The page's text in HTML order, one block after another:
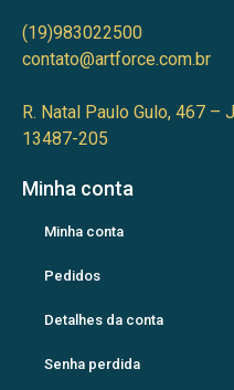
(19)983022500
contato@artforce.com.br
R. Natal Paulo Gulo, 467 –
13487-205
Minha conta
Minha conta
Pedidos
Detalhes da conta
Senha perdida